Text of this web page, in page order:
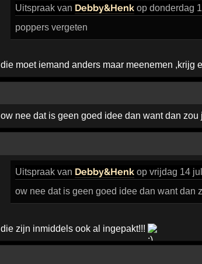
Uitspraakvan Debby&Henkop donderdag
poppers vergeten
die moet iemand anders maar meenemen ,krijg
ow nee dat is geen goed idee dan want dan
Uitspraakvan Debby&Henkop vrijdag 14
ow nee dat is geen goed idee dan want dan
die zijn inmiddels ook al ingepakt!!!